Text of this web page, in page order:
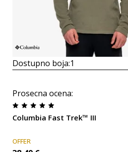
Dostupno boja:1
Prosecna ocena:
Columbia Fast Trek™ III
OFFER